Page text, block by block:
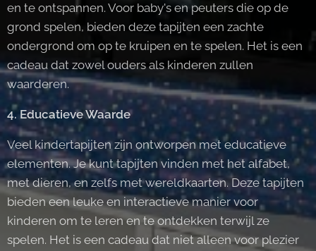
en te ontspannen. Voor baby's en peuters die op de
grond spelen, bieden deze tapijten een zachte
ondergrond om op te kruipen en te spelen. Het is een
cadeau dat zowel ouders als kinderen zullen
waarderen.
4. Educatieve Waarde
Veel kindertapijten zijn ontworpen met educatieve
elementen. Je kunt tapijten vinden met het alfabet,
met dieren, en zelfs met wereldkaarten. Deze tapijten
bieden een leuke en interactieve manier voor
kinderen om te leren en te ontdekken terwijl ze
spelen. Het is een cadeau dat niet alleen voor plezier